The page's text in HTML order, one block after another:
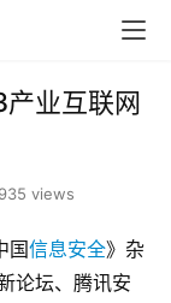
业互联网
935 views
国信息安全》杂
论坛、腾讯安